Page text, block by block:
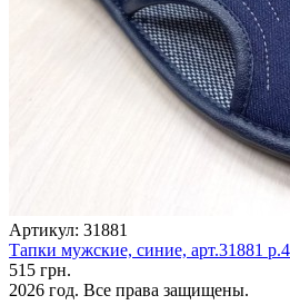
Артикул: 31881
Тапки мужские, синие, арт.31881
515 грн.
2026 год. Все права защищены.